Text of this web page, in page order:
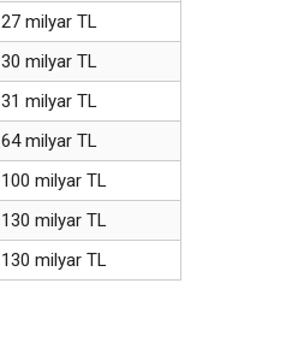
27 milyar TL
30 milyar TL
31 milyar TL
64 milyar TL
100 milyar TL
130 milyar TL
130 milyar TL